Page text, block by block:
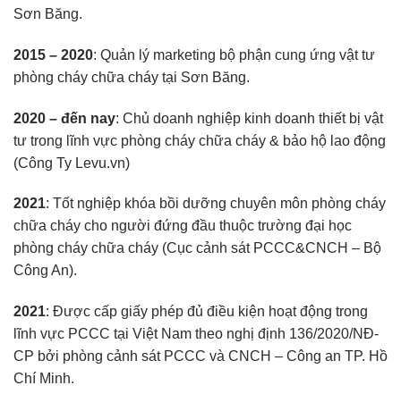
Sơn Băng.
2015 – 2020: Quản lý marketing bộ phận cung ứng vật tư
phòng cháy chữa cháy tại Sơn Băng.
2020 – đến nay: Chủ doanh nghiệp kinh doanh thiết bị vật
tư trong lĩnh vực phòng cháy chữa cháy & bảo hộ lao động
(Công Ty Levu.vn)
2021: Tốt nghiệp khóa bồi dưỡng chuyên môn phòng cháy
chữa cháy cho người đứng đầu thuộc trường đại học
phòng cháy chữa cháy (Cục cảnh sát PCCC&CNCH – Bộ
Công An).
2021: Được cấp giấy phép đủ điều kiện hoạt động trong
lĩnh vực PCCC tại Việt Nam theo nghị định 136/2020/NĐ-
CP bởi phòng cảnh sát PCCC và CNCH – Công an TP. Hồ
Chí Minh.